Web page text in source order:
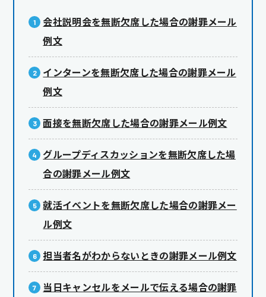
会社説明会を無断欠席した場合の謝罪メール
例文
インターンを無断欠席した場合の謝罪メール
例文
面接を無断欠席した場合の謝罪メール例文
グループディスカッションを無断欠席した場
合の謝罪メール例文
就活イベントを無断欠席した場合の謝罪メー
ル例文
担当者名がわからないときの謝罪メール例文
当日キャンセルをメールで伝える場合の謝罪